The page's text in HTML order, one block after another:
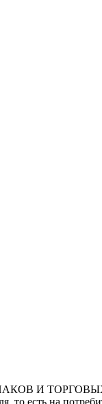
И ТОРГОВЫХ
то есть на